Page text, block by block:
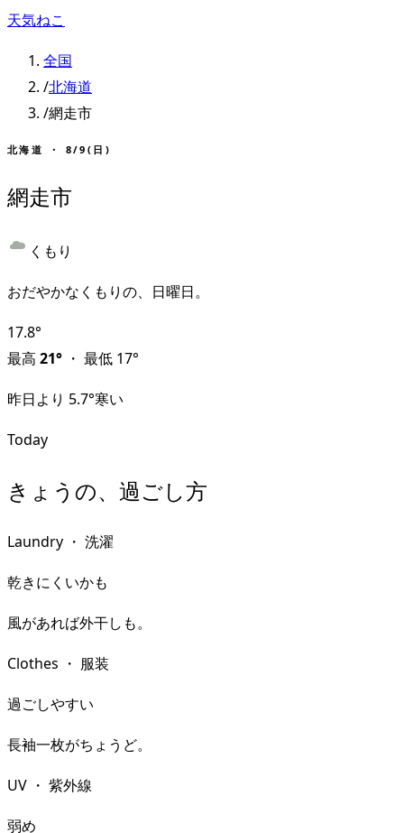
天気ねこ
全国
/北海道
/網走市
北海道 ・ 8/9(日)
網走市
くもり
おだやかなくもりの、日曜日。
17.8°
最高 21° ・ 最低 17°
昨日より 5.7°寒い
Today
きょうの、過ごし方
Laundry ・ 洗濯
乾きにくいかも
風があれば外干しも。
Clothes ・ 服装
過ごしやすい
長袖一枚がちょうど。
UV ・ 紫外線
弱め